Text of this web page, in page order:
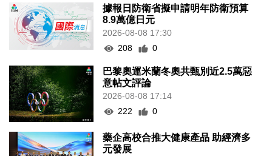
據報日防衛省擬申請明年防衛預算
8.9萬億日元
2026-08-08 17:30
208
0
巴黎奧運米蘭冬奧共甄別近2.5萬惡
意帖文評論
2026-08-08 17:14
222
0
藥企高校合推大健康產品 助經濟多
元發展